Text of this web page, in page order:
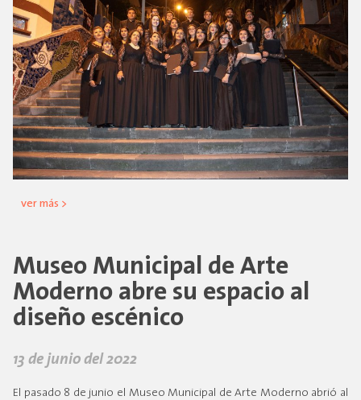
ver más >
Museo Municipal de Arte
Moderno abre su espacio al
diseño escénico
13 de junio del 2022
El pasado 8 de junio el Museo Municipal de Arte Moderno abrió al